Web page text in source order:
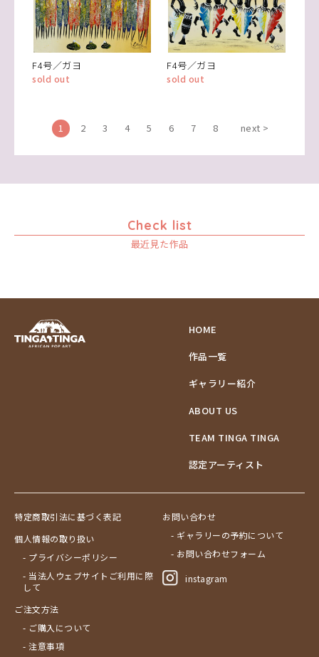
F4号／ガヨ
sold out
F4号／ガヨ
sold out
1 2 3 4 5 6 7 8 next >
Check list
最近見た作品
HOME
作品一覧
ギャラリー紹介
ABOUT US
TEAM TINGA TINGA
認定アーティスト
特定商取引法に基づく表記
個人情報の取り扱い
- プライバシーポリシー
- 当法人ウェブサイトご利用に際
して
ご注文方法
- ご購入について
- 注意事項
お問い合わせ
- ギャラリーの予約について
- お問い合わせフォーム
instagram